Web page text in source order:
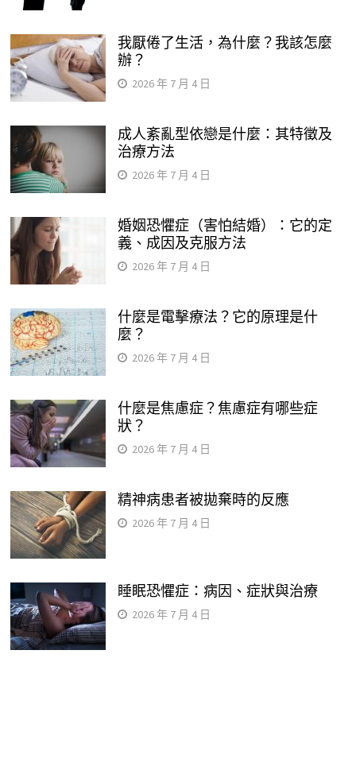
我厭倦了生活，為什麼？我該怎麼
辦？
2026 年 7 月 4 日
成人紊亂型依戀是什麼：其特徵及
治療方法
2026 年 7 月 4 日
婚姻恐懼症（害怕結婚）：它的定
義、成因及克服方法
2026 年 7 月 4 日
什麼是電擊療法？它的原理是什
麼？
2026 年 7 月 4 日
什麼是焦慮症？焦慮症有哪些症
狀？
2026 年 7 月 4 日
精神病患者被拋棄時的反應
2026 年 7 月 4 日
睡眠恐懼症：病因、症狀與治療
2026 年 7 月 4 日